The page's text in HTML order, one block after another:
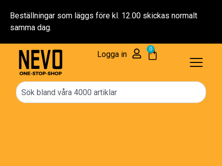
Beställningar som läggs före kl. 12.00 skickas normalt
samma dag.
Logga in
0